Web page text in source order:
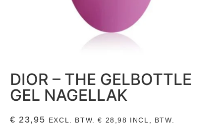
DIOR – THE GELBOTTLE
GEL NAGELLAK
€ 23,95 EXCL. BTW.€ 28,98 INCL, BTW.